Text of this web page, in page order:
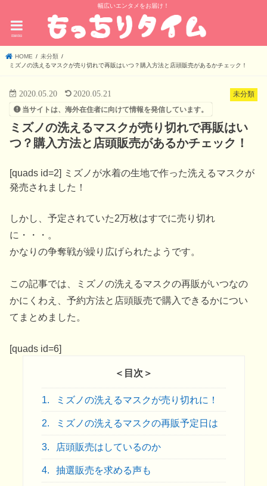
幅広いエンタメをお届け！
menu
HOME
未分類
ミズノの洗えるマスクが売り切れで再販はいつ？購入方法と店頭販売があるかチェック！
未分類
2020.05.20 2020.05.21
当サイトは、海外在住者に向けて情報を発信しています。
ミズノの洗えるマスクが売り切れで再販はい
つ？購入方法と店頭販売があるかチェック！
[quads id=2] ミズノが水着の生地で作った洗えるマスクが
発売されました！
しかし、予定されていた2万枚はすでに売り切れ
に・・・。
かなりの争奪戦が繰り広げられたようです。
この記事では、ミズノの洗えるマスクの再販がいつなの
かにくわえ、予約方法と店頭販売で購入できるかについ
てまとめました。
[quads id=6]
＜目次＞
1. ミズノの洗えるマスクが売り切れに！
2. ミズノの洗えるマスクの再販予定日は
3. 店頭販売はしているのか
4. 抽選販売を求める声も